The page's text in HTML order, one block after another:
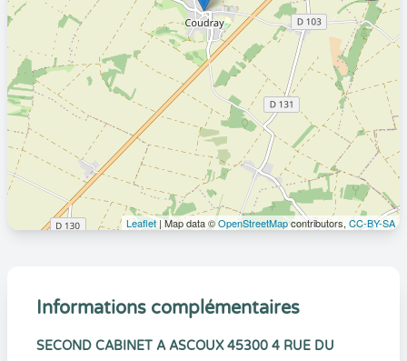
Leaflet| Map data ©OpenStreetMapcontributors, CC-BY-SA
Informations complémentaires
SECOND CABINET A ASCOUX 45300 4 RUE DU